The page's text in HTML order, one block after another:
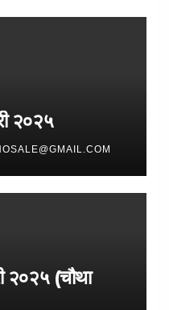
२०२५
२०२५ (चौथा